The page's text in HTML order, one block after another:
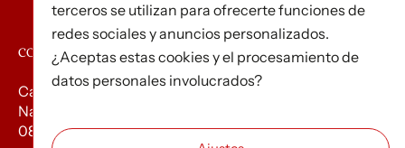
CONTACTO
Carrer d’Edison, 3
Nau A. Polígon industrial Les Torrenteres
08754 El Papiol
terceros se utilizan para ofrecerte funciones de
redes sociales y anuncios personalizados.
¿Aceptas estas cookies y el procesamiento de
datos personales involucrados?